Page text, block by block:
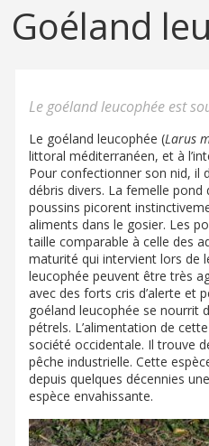
Goéland
Le goéland leucophée est
Le goéland leucophée (Larus
littoral méditerranéen, et à
Pour confectionner son nid, il
débris divers. La femelle pond
poussins picorent
aliments dans le gosier. Les
taille comparable à celle des
maturité qui intervient lors de
leucophée peuvent être très
avec des forts cris d’alerte et
goéland leucophée se nourrit
pétrels. L’alimentation de
société occidentale. Il trouve
pêche industrielle. Cette
depuis quelques décennies
espèce envahissante.